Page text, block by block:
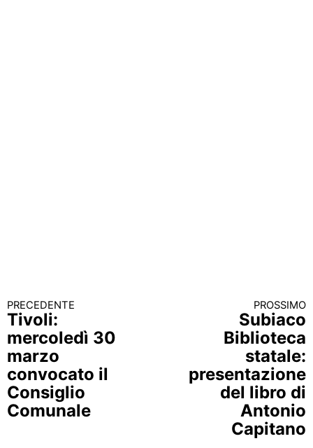
Continua a leggere
PRECEDENTE
Tivoli:
mercoledì 30
marzo
convocato il
Consiglio
Comunale
PROSSIMO
Subiaco
Biblioteca
statale:
presentazione
del libro di
Antonio
Capitano